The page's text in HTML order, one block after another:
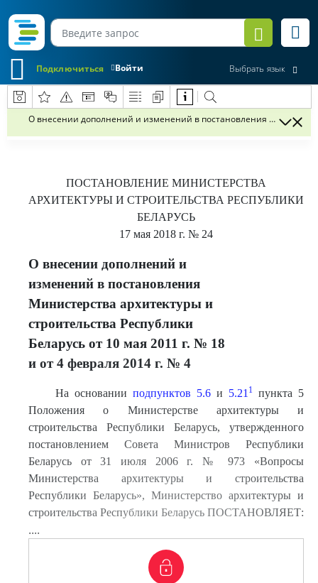
Войти
Подключиться Выбрать язык
О внесении дополнений и изменений в постановления
ПОСТАНОВЛЕНИЕ МИНИСТЕРСТВА
АРХИТЕКТУРЫ И СТРОИТЕЛЬСТВА РЕСПУБЛИКИ
БЕЛАРУСЬ
17 мая 2018 г. № 24
О внесении дополнений и
изменений в постановления
Министерства архитектуры и
строительства Республики
Беларусь от 10 мая 2011 г. № 18
и от 4 февраля 2014 г. № 4
На основании подпунктов 5.6и 5.21 1
пункта 5
Положения о Министерстве архитектуры и
строительства Республики Беларусь, утвержденного
постановлением Совета Министров Республики
Беларусь от 31 июля 2006 г. № 973 «Вопросы
Министерства архитектуры и строительства
Республики Беларусь», Министерство архитектуры и
строительства Республики Беларусь ПОСТАНОВЛЯЕТ:
....